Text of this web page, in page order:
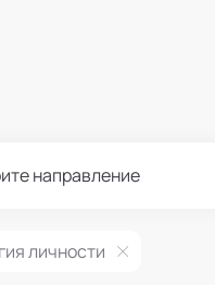
направление
личности
В этом разделе
Добавить фото,
Поддержка